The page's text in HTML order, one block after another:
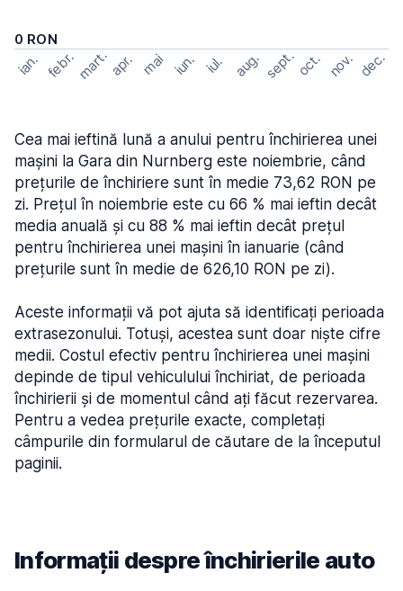
0 RON
ian. febr.mart. apr. mai iun. iul. aug. sept. oct. nov. dec.
Cea mai ieftină lună a anului pentru închirierea unei
mașini la Gara din Nurnberg este noiembrie, când
prețurile de închiriere sunt în medie 73,62 RON pe
zi. Prețul în noiembrie este cu 66 % mai ieftin decât
media anuală și cu 88 % mai ieftin decât prețul
pentru închirierea unei mașini în ianuarie (când
prețurile sunt în medie de 626,10 RON pe zi).
Aceste informații vă pot ajuta să identificați perioada
extrasezonului. Totuși, acestea sunt doar niște cifre
medii. Costul efectiv pentru închirierea unei mașini
depinde de tipul vehiculului închiriat, de perioada
închirierii și de momentul când ați făcut rezervarea.
Pentru a vedea prețurile exacte, completați
câmpurile din formularul de căutare de la începutul
paginii.
Informații despre închirierile auto